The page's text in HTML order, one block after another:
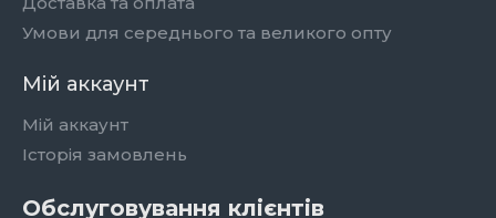
Умови для середнього та великого опту
Мій аккаунт
Мій аккаунт
Історія замовлень
Обслуговування клієнтів